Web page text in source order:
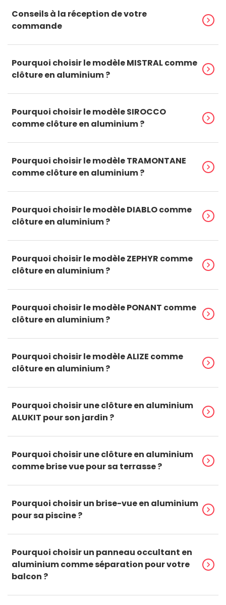
Conseils à la réception de votre
commande
chevron_right
Pourquoi choisir le modèle MISTRAL comme
clôture en aluminium ?
chevron_right
Pourquoi choisir le modèle SIROCCO
comme clôture en aluminium ?
chevron_right
Pourquoi choisir le modèle TRAMONTANE
comme clôture en aluminium ?
chevron_right
Pourquoi choisir le modèle DIABLO comme
clôture en aluminium ?
chevron_right
Pourquoi choisir le modèle ZEPHYR comme
clôture en aluminium ?
chevron_right
Pourquoi choisir le modèle PONANT comme
clôture en aluminium ?
chevron_right
Pourquoi choisir le modèle ALIZE comme
clôture en aluminium ?
chevron_right
Pourquoi choisir une clôture en aluminium
ALUKIT pour son jardin ?
chevron_right
Pourquoi choisir une clôture en aluminium
comme brise vue pour sa terrasse ?
chevron_right
Pourquoi choisir un brise-vue en aluminium
pour sa piscine ?
chevron_right
Pourquoi choisir un panneau occultant en
aluminium comme séparation pour votre
balcon ?
chevron_right